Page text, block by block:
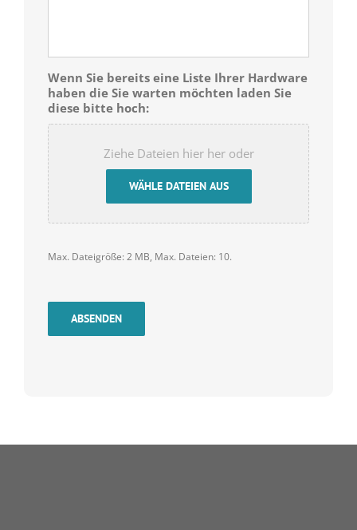
Wenn Sie bereits eine Liste Ihrer Hardware
haben die Sie warten möchten laden Sie
diese bitte hoch:
Ziehe Dateien hier her oder
WÄHLE DATEIEN AUS
Max. Dateigröße: 2 MB, Max. Dateien: 10.
ABSENDEN